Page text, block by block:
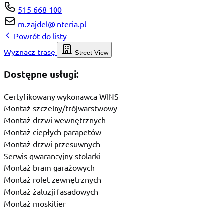
515 668 100
m.zajdel@interia.pl
Powrót do listy
Wyznacz trasę
Street View
Dostępne usługi:
Certyfikowany wykonawca WINS
Montaż szczelny/trójwarstwowy
Montaż drzwi wewnętrznych
Montaż ciepłych parapetów
Montaż drzwi przesuwnych
Serwis gwarancyjny stolarki
Montaż bram garażowych
Montaż rolet zewnętrznych
Montaż żaluzji fasadowych
Montaż moskitier